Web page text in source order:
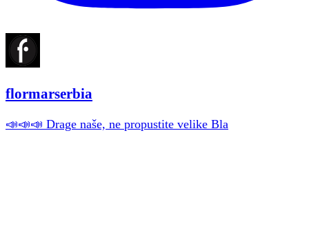
flormarserbia
📣📣📣 Drage naše, ne propustite velike Bla